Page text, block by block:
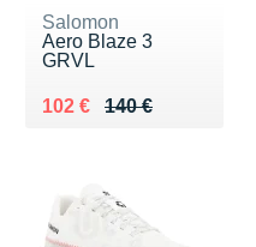
Salomon
Aero Blaze 3
GRVL
140 €
Au lieu de 140 €
102 €
Vendu 102 €